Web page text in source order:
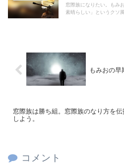
窓際族になりたい。もみ
素晴らしい」というクソ
もみおの早
窓際族は勝ち組。窓際族のなり方を伝
しよう。
コメント